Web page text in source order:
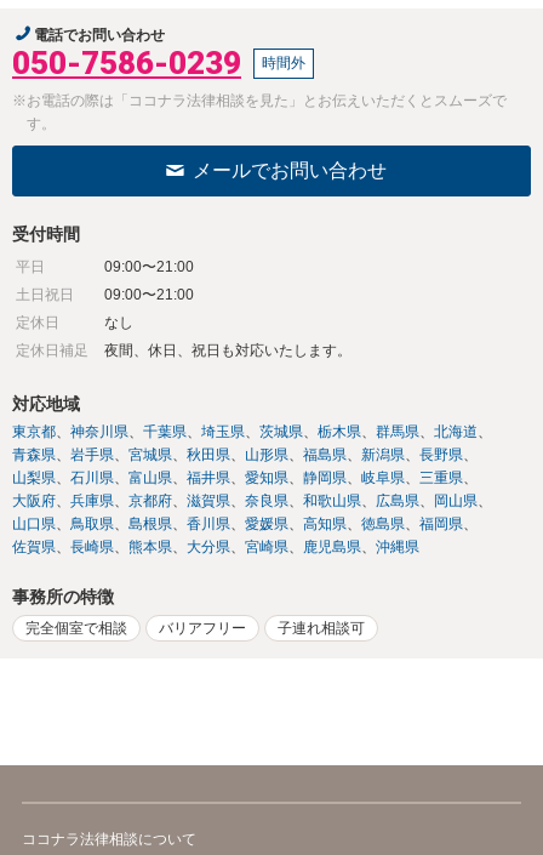
電話でお問い合わせ
050-7586-0239 時間外
※お電話の際は「ココナラ法律相談を見た」とお伝えいただくとスムーズで
す。
メールでお問い合わせ
受付時間
平日
09:00〜21:00
土日祝日
09:00〜21:00
定休日
なし
定休日補足
夜間、休日、祝日も対応いたします。
対応地域
東京都 神奈川県 千葉県 埼玉県 茨城県 栃木県 群馬県
北海道
青森県
岩手県 宮城県 秋田県 山形県 福島県 新潟県
長野県
山梨県
石川県 富山県 福井県 愛知県 静岡県 岐阜県
三重県
大阪府
兵庫県 京都府 滋賀県 奈良県 和歌山県 広島県
岡山県
山口県
鳥取県 島根県 香川県 愛媛県 高知県 徳島県
福岡県
佐賀県
長崎県 熊本県 大分県 宮崎県 鹿児島県 沖縄県
事務所の特徴
完全個室で相談 バリアフリー 子連れ相談可
ココナラ法律相談について